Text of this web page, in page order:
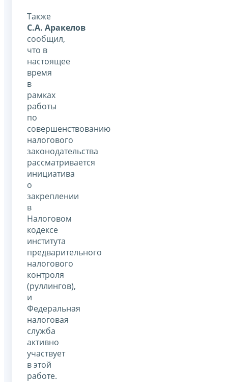
Также
С.А. Аракелов
сообщил,
что в
настоящее
время
в
рамках
работы
по
совершенствованию
налогового
законодательства
рассматривается
инициатива
о
закреплении
в
Налоговом
кодексе
института
предварительного
налогового
контроля
(руллингов),
и
Федеральная
налоговая
служба
активно
участвует
в этой
работе.